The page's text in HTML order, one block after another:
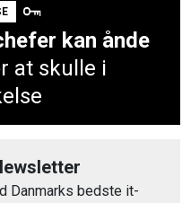
kan ånde
at skulle i
Danmarks bedste it-